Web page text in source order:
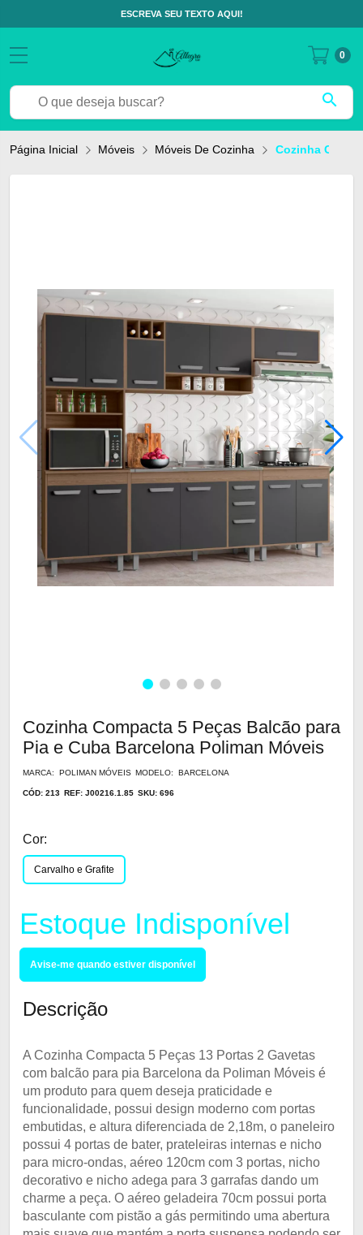
ESCREVA SEU TEXTO AQUI!
search
0
Página Inicial Móveis Móveis De Cozinha Cozinha
Cozinha Compacta 5 Peças Balcão para
Pia e Cuba Barcelona Poliman Móveis
MARCA: POLIMAN MÓVEIS MODELO: BARCELONA
CÓD: 213 REF: J00216.1.85 SKU: 696
Cor:
Carvalho e Grafite
Estoque Indisponível
Avise-me quando estiver disponível
Descrição
A Cozinha Compacta 5 Peças 13 Portas 2 Gavetas
com balcão para pia Barcelona da Poliman Móveis é
um produto para quem deseja praticidade e
funcionalidade, possui design moderno com portas
embutidas, e altura diferenciada de 2,18m, o paneleiro
possui 4 portas de bater, prateleiras internas e nicho
para micro-ondas, aéreo 120cm com 3 portas, nicho
decorativo e nicho adega para 3 garrafas dando um
charme a peça. O aéreo geladeira 70cm possui porta
basculante com pistão a gás permitindo uma abertura